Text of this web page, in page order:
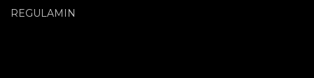
REGULAMIN